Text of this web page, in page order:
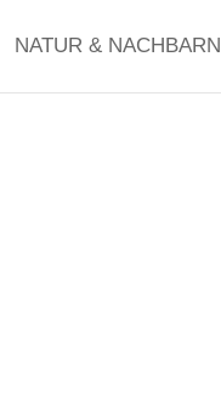
NATUR & NACHBARN